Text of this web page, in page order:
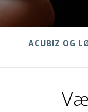
ACUBIZ OG